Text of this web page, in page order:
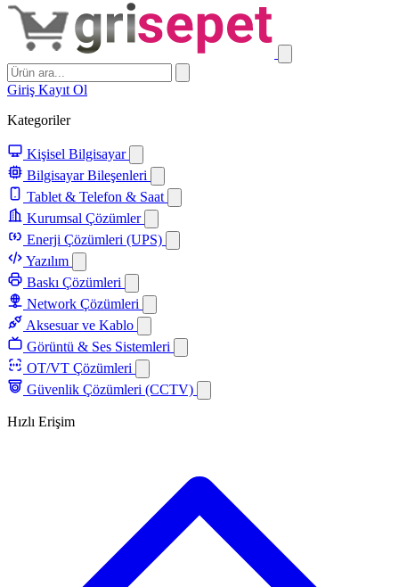
Giriş Kayıt Ol
Kategoriler
Kişisel Bilgisayar
Bilgisayar Bileşenleri
Tablet & Telefon & Saat
Kurumsal Çözümler
Enerji Çözümleri (UPS)
Yazılım
Baskı Çözümleri
Network Çözümleri
Aksesuar ve Kablo
Görüntü & Ses Sistemleri
OT/VT Çözümleri
Güvenlik Çözümleri (CCTV)
Hızlı Erişim